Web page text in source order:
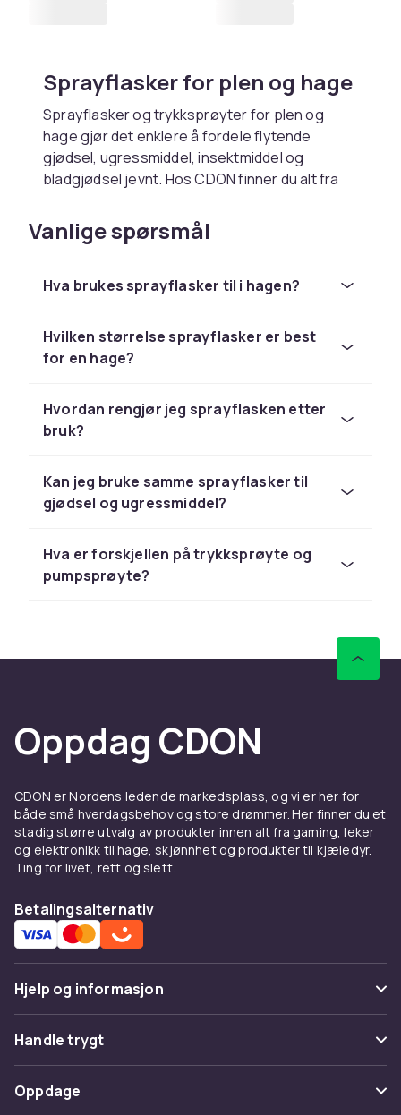
Sprayflasker for plen og hage
Sprayflasker og trykksprøyter for plen og
hage gjør det enklere å fordele flytende
gjødsel, ugressmiddel, insektmiddel og
bladgjødsel jevnt. Hos CDON finner du alt fra
ryggsprøyter som dekker store områder uten
etterfylling.
Velg riktig sprøyte
og potteplanter. Pumpesprøyter med flere
liters volum er raskere på større bed, mens
skal behandles. Se også
trykksprøyter og
plenverktøy
for beslektet utstyr.
Hos CDON finner du sprøyteflasker og
trykksprøyter i ulike størrelser med rask
enklere.
Vanlige spørsmål
Hva brukes sprayflasker til i hagen?
Hvilken størrelse sprayflasker er best
for en hage?
Hvordan rengjør jeg sprayflasken etter
bruk?
Kan jeg bruke samme sprayflasker til
gjødsel og ugressmiddel?
Hva er forskjellen på trykksprøyte og
pumpsprøyte?
Oppdag CDON
CDON er Nordens ledende markedsplass, og vi er her for
både små hverdagsbehov og store drømmer. Her finner du et
stadig større utvalg av produkter innen alt fra gaming, leker
og elektronikk til hage, skjønnhet og produkter til kjæledyr.
Ting for livet, rett og slett.
Betalingsalternativ
Hjelp og informasjon
Vanlige spørsmål
Spor pakke
Angre & returner her
Handle trygt
Betaling
Oppdage